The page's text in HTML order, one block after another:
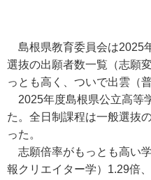
島根県教育委員会は2025
選抜の出願者数一覧（志願
っとも高く、ついで出雲（
2025年度島根県公立高等
た。全日制課程は一般選抜
った。
志願倍率がもっとも高い
報クリエイター学）1.29倍